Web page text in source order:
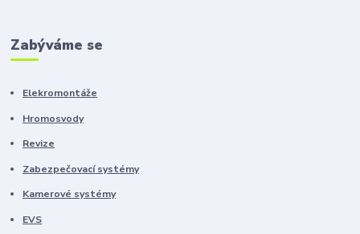
Zabýváme se
Elekromontáže
Hromosvody
Revize
Zabezpečovací systémy
Kamerové systémy
EVS